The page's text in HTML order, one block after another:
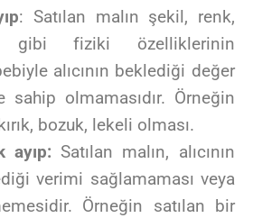
: Satılan malın şekil, renk,
gibi fiziki özelliklerinin
alıcının beklediği değer
sahip olmamasıdır. Örneğin
bozuk, lekeli olması.
ayıp: Satılan malın, alıcının
verimi sağlamaması veya
Örneğin satılan bir